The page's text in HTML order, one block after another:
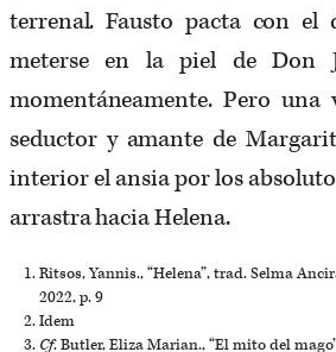
terrenal. Fausto pacta con el
meterse en la piel de Don
momentáneamente. Pero
seductor y amante de
interior el ansia por los
arrastra hacia Helena.
Ritsos, Yannis., “Helena”, trad. Selma
2022, p. 9
Idem
Cf. Butler, Eliza Marian., “El mito del